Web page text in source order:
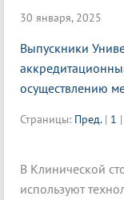
30 января, 2025
Выпускники
осуществлению
Страницы: Пред. | 1 |
В Клинической
используют